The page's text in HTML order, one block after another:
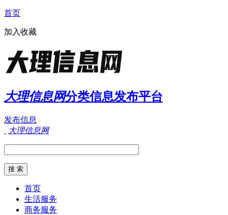
首页
加入收藏
大理信息网分类信息发布平台
发布信息
大理信息网
首页
生活服务
商务服务